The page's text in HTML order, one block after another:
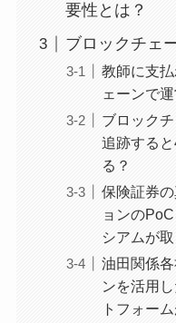
要性とは？
ブロックチェ
教師に支
ェーンで
ブロック
追跡する
る？
保険証券
ョンの
シアムが
油田関係
ンを活用
トフォー